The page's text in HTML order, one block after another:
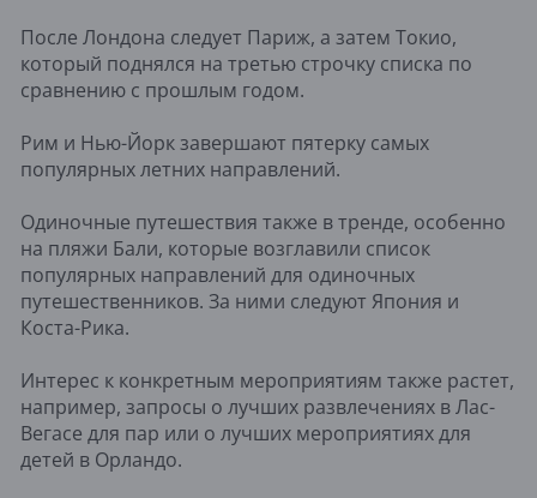
После Лондона следует Париж, а затем Токио,
который поднялся на третью строчку списка по
сравнению с прошлым годом.
Рим и Нью-Йорк завершают пятерку самых
популярных летних направлений.
Одиночные путешествия также в тренде, особенно
на пляжи Бали, которые возглавили список
популярных направлений для одиночных
путешественников. За ними следуют Япония и
Коста-Рика.
Интерес к конкретным мероприятиям также растет,
например, запросы о лучших развлечениях в Лас-
Вегасе для пар или о лучших мероприятиях для
детей в Орландо.